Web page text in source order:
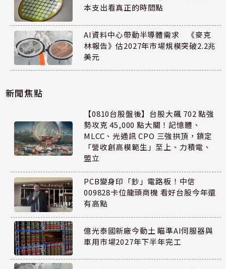
本支出看真正的時間點
AI資料中心帶動半導體需求 《麥克
林報告》估2027年市場規模突破2.2兆
美元
新聞焦點
【0810台股盤後】台股大飆 702 點強
勢攻克 45,000 點大關！記憶體、
MLCC、光通訊 CPO 三強拱頂，鎖定
「營收創高模範生」至上、力積電、
盟立
PCB變身印「鈔」電路板！中信
009828卡位龍頭商機 看好台股今年還
有高點
億光泰國新廠今動土 瞄準AI伺服器與
車用市場2027年下半年完工